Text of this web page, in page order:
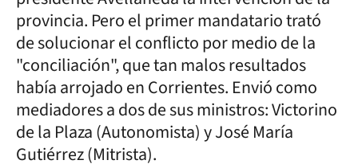
provincia. Pero el primer mandatario trató
de solucionar el conflicto por medio de la
"conciliación", que tan malos resultados
había arrojado en Corrientes. Envió como
mediadores a dos de sus ministros: Victorino
de la Plaza (Autonomista) y José María
Gutiérrez (Mitrista).